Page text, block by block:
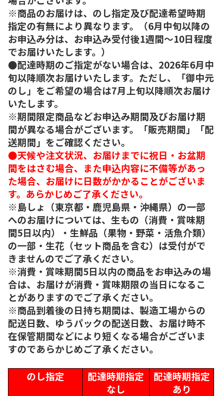
※商品のお届けは、のし指定及び配達希望時期
指定の有無により異なります。（6月中旬以降の
お申込み分は、お申込み受付後1週間～10日程度
でお届けいたします。）
●配達時期のご指定がない場合は、2026年6月中
旬以降順次お届けいたします。ただし、「御中元
のし」をご希望の場合は7月上旬以降順次お届け
いたします。
※期間限定商品などお申込み期間及びお届け期
間が異なる場合がございます。「販売期間」「配
送期間」をご確認ください。
●天候や注文状況、お届けまでに祝日・お盆期
間をはさむ場合、また申込内容に不備等があっ
た場合、お届けに日数がかかることがございま
す。あらかじめご了承ください。
※島しょ（東京都・鹿児島県・沖縄県）の一部
へのお届けについては、生もの（消費・賞味期
間5日以内）・生鮮品（果物・野菜・活魚介類）
の一部・生花（セット商品を含む）は受付がで
きませんのでご了承ください。
※消費・賞味期間5日以内の商品をお申込みの場
合は、お届けが消費・賞味期限の当日になるこ
とがありますのでご了承ください。
※商品到着後の日持ち期間は、製造工場からの
配送日数、ゆうパックの配送日数、お届け時不
在保管期間などにより短くなる場合がございま
すのであらかじめご了承ください。
のし指定
配達時期指定
なし
配達時期指定
あり